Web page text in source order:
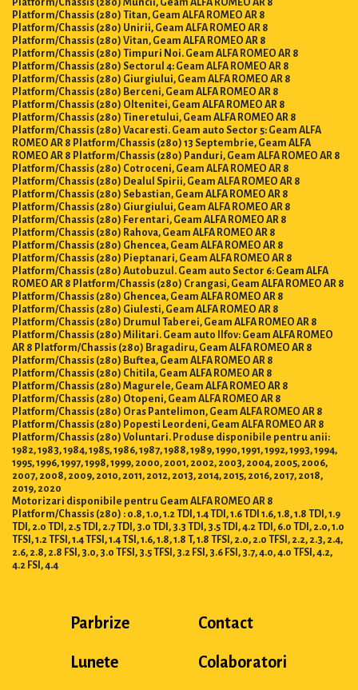
Platform/Chassis (280) Titan, Geam ALFA ROMEO AR 8
Platform/Chassis (280) Unirii, Geam ALFA ROMEO AR 8
Platform/Chassis (280) Vitan, Geam ALFA ROMEO AR 8
Platform/Chassis (280) Timpuri Noi. Geam ALFA ROMEO AR 8
Platform/Chassis (280) Sectorul 4: Geam ALFA ROMEO AR 8
Platform/Chassis (280) Giurgiului, Geam ALFA ROMEO AR 8
Platform/Chassis (280) Berceni, Geam ALFA ROMEO AR 8
Platform/Chassis (280) Oltenitei, Geam ALFA ROMEO AR 8
Platform/Chassis (280) Tineretului, Geam ALFA ROMEO AR 8
Platform/Chassis (280) Vacaresti. Geam auto Sector 5: Geam ALFA
ROMEO AR 8 Platform/Chassis (280) 13 Septembrie, Geam ALFA
ROMEO AR 8 Platform/Chassis (280) Panduri, Geam ALFA ROMEO AR 8
Platform/Chassis (280) Cotroceni, Geam ALFA ROMEO AR 8
Platform/Chassis (280) Dealul Spirii, Geam ALFA ROMEO AR 8
Platform/Chassis (280) Sebastian, Geam ALFA ROMEO AR 8
Platform/Chassis (280) Giurgiului, Geam ALFA ROMEO AR 8
Platform/Chassis (280) Ferentari, Geam ALFA ROMEO AR 8
Platform/Chassis (280) Rahova, Geam ALFA ROMEO AR 8
Platform/Chassis (280) Ghencea, Geam ALFA ROMEO AR 8
Platform/Chassis (280) Pieptanari, Geam ALFA ROMEO AR 8
Platform/Chassis (280) Autobuzul. Geam auto Sector 6: Geam ALFA
ROMEO AR 8 Platform/Chassis (280) Crangasi, Geam ALFA ROMEO AR 8
Platform/Chassis (280) Ghencea, Geam ALFA ROMEO AR 8
Platform/Chassis (280) Giulesti, Geam ALFA ROMEO AR 8
Platform/Chassis (280) Drumul Taberei, Geam ALFA ROMEO AR 8
Platform/Chassis (280) Militari. Geam auto Ilfov: Geam ALFA ROMEO
AR 8 Platform/Chassis (280) Bragadiru, Geam ALFA ROMEO AR 8
Platform/Chassis (280) Buftea, Geam ALFA ROMEO AR 8
Platform/Chassis (280) Chitila, Geam ALFA ROMEO AR 8
Platform/Chassis (280) Magurele, Geam ALFA ROMEO AR 8
Platform/Chassis (280) Otopeni, Geam ALFA ROMEO AR 8
Platform/Chassis (280) Oras Pantelimon, Geam ALFA ROMEO AR 8
Platform/Chassis (280) Popesti Leordeni, Geam ALFA ROMEO AR 8
Platform/Chassis (280) Voluntari. Produse disponibile pentru anii:
1982, 1983, 1984, 1985, 1986, 1987, 1988, 1989, 1990, 1991, 1992, 1993, 1994,
1995, 1996, 1997, 1998, 1999, 2000, 2001, 2002, 2003, 2004, 2005, 2006,
2007, 2008, 2009, 2010, 2011, 2012, 2013, 2014, 2015, 2016, 2017, 2018,
2019, 2020
Motorizari disponibile pentru Geam ALFA ROMEO AR 8
Platform/Chassis (280) : 0.8, 1.0, 1.2 TDI, 1.4 TDI, 1.6 TDI 1.6, 1.8, 1.8 TDI, 1.9
TDI, 2.0 TDI, 2.5 TDI, 2.7 TDI, 3.0 TDI, 3.3 TDI, 3.5 TDI, 4.2 TDI, 6.0 TDI, 2.0, 1.0
TFSI, 1.2 TFSI, 1.4 TFSI, 1.4 TSI, 1.6, 1.8, 1.8 T, 1.8 TFSI, 2.0, 2.0 TFSI, 2.2, 2.3, 2.4,
2.6, 2.8, 2.8 FSI, 3.0, 3.0 TFSI, 3.5 TFSI, 3.2 FSI, 3.6 FSI, 3.7, 4.0, 4.0 TFSI, 4.2,
4.2 FSI, 4.4
Parbrize
Lunete
Contact
Colaboratori